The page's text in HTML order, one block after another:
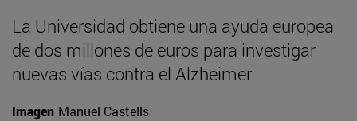
La Universidad obtiene una ayuda europea
de dos millones de euros para investigar
nuevas vías contra el Alzheimer
Imagen Manuel Castells